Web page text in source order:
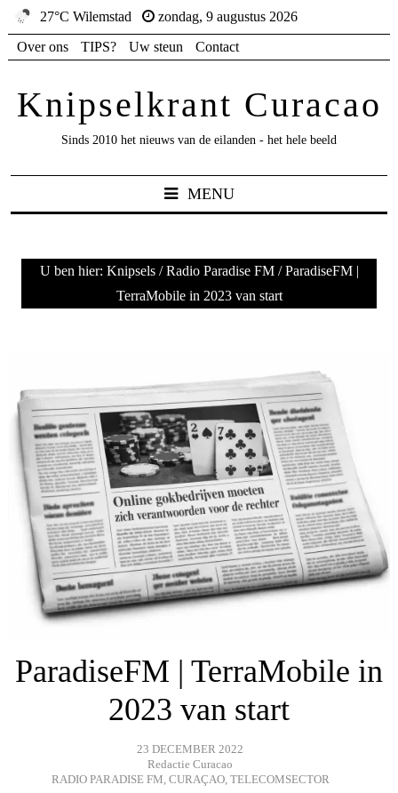
27°C Wilemstad
zondag, 9 augustus 2026
Over ons
TIPS? Uw steun Contact
Knipselkrant Curacao
Sinds 2010 het nieuws van de eilanden - het hele beeld
MENU
U ben hier: Knipsels / Radio Paradise FM / ParadiseFM |
TerraMobile in 2023 van start
ParadiseFM | TerraMobile in
2023 van start
23 DECEMBER 2022
Redactie Curacao
RADIO PARADISE FM, CURAÇAO, TELECOMSECTOR